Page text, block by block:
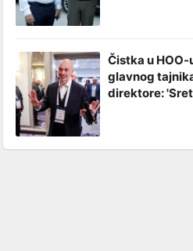
Čistka u
glavnog
direktore: